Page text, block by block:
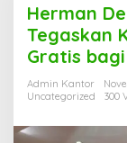
Herman
Tegaskan
Gratis
Admin Kantor
Uncategorized
300